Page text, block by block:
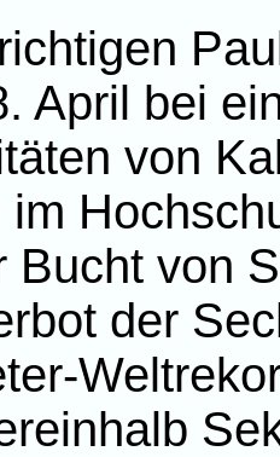
April bei
von
Bucht von
der